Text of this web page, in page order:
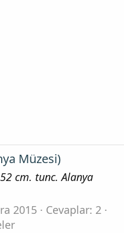
Müzesi)
cm. tunc. Alanya
2015
Cevaplar: 2